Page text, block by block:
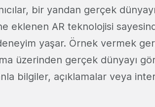
bir yandan gerçek
eklenen AR teknolojisi
yaşar. Örnek vermek
üzerinden gerçek dünyayı
bilgiler, açıklamalar veya